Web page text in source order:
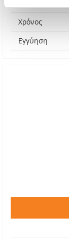
Με 24% ΦΠΑ
Χρόνος
Εγγύηση